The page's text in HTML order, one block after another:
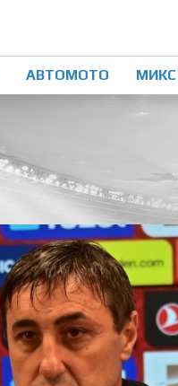
АВТОМОТО МИКС